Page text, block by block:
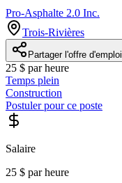
Pro-Asphalte 2.0 Inc.
Trois-Rivières
Partager l'offre d'emploi
25 $ par heure
Temps plein
Construction
Postuler pour ce poste
Salaire
25 $ par heure